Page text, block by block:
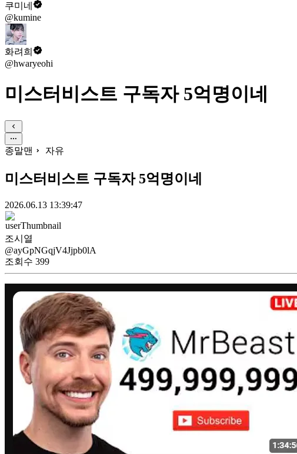
쿠미네
@kumine
화려희
@hwaryeohi
미스터비스트 구독자 5억명이네
종말맨 자유
미스터비스트 구독자 5억명이네
2026.06.13 13:39:47
조시열
@ayGpNGqjV4Jjpb0lA
조회수 399